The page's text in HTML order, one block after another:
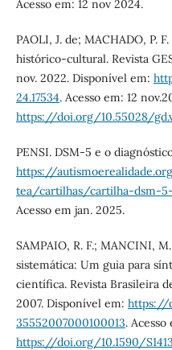
Acesso em: 12 nov 2024.
PAOLI, J. de; MACHADO, P.
histórico-cultural. Revista
nov. 2022. Disponível em:
24.17534. Acesso em: 12
https://doi.org/10.55028/
PENSI. DSM-5 e o
https://
tea/cartilhas/cartilha-dsm-
Acesso em jan. 2025.
SAMPAIO, R. F.; MANCINI,
sistemática: Um guia para
científica. Revista Brasileira
2007. Disponível em: https://
35552007000100013.
https://doi.org/10.1590/